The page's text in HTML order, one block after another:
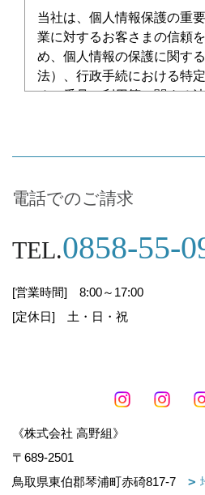
当社は、個人情報保護の重
業に対するお客さまの信頼
め、個人情報の保護に関す
法）、行政手続における特
めの番号の利用等に関する
などを遵守して、個人情報
ます。
に、従業者への教育・指導
いが行われるよう取り組ん
対応し、当社の個人情報の
に係る適切な措置について
個人情報の取得・利用
当社は、業務上必要な範囲
正な手段により個人情報を
（下記7.の個人番号および特
電話でのご請求
TEL.0858-55-
[営業時間] 8:00～17:00
[定休日] 土・日・祝
《株式会社 高野組》
〒689-2501
鳥取県東伯郡琴浦町赤碕817-7